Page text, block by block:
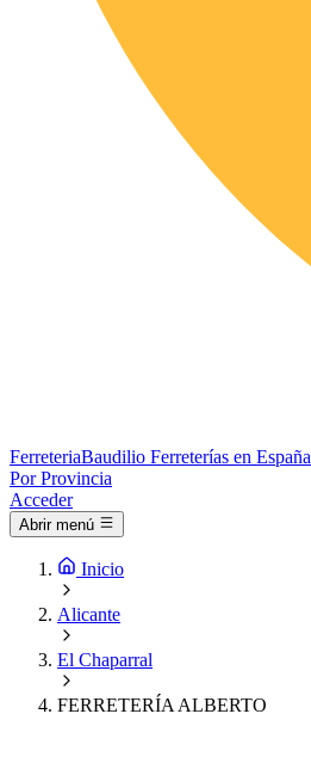
FerreteriaBaudilio Ferreterías en España
Por Provincia
Acceder
Abrir menú
Inicio
Alicante
El Chaparral
FERRETERÍA ALBERTO